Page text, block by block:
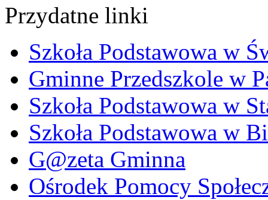
Przydatne linki
Szkoła Podstawowa w
Gminne Przedszkole w
Szkoła Podstawowa w
Szkoła Podstawowa w
G@zeta Gminna
Ośrodek Pomocy